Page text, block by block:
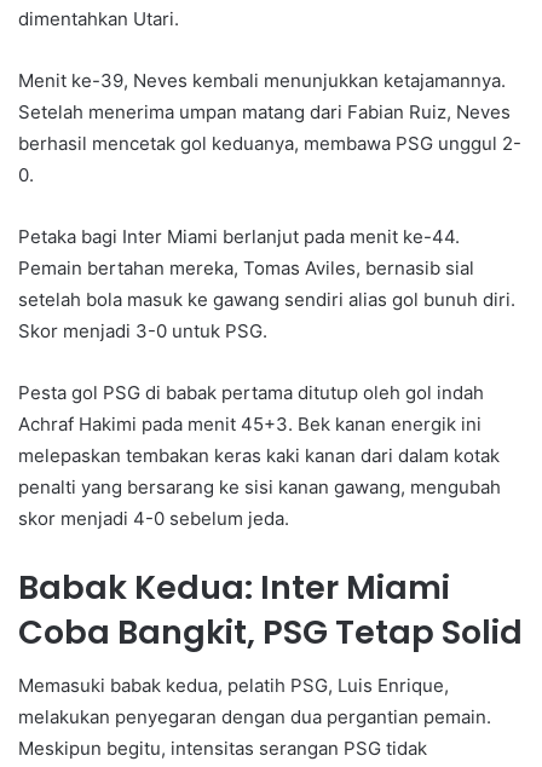
dimentahkan Utari.
Menit ke-39, Neves kembali menunjukkan ketajamannya.
Setelah menerima umpan matang dari Fabian Ruiz, Neves
berhasil mencetak gol keduanya, membawa PSG unggul 2-
0.
Petaka bagi Inter Miami berlanjut pada menit ke-44.
Pemain bertahan mereka, Tomas Aviles, bernasib sial
setelah bola masuk ke gawang sendiri alias gol bunuh diri.
Skor menjadi 3-0 untuk PSG.
Pesta gol PSG di babak pertama ditutup oleh gol indah
Achraf Hakimi pada menit 45+3. Bek kanan energik ini
melepaskan tembakan keras kaki kanan dari dalam kotak
penalti yang bersarang ke sisi kanan gawang, mengubah
skor menjadi 4-0 sebelum jeda.
Babak Kedua: Inter Miami
Coba Bangkit, PSG Tetap Solid
Memasuki babak kedua, pelatih PSG, Luis Enrique,
melakukan penyegaran dengan dua pergantian pemain.
Meskipun begitu, intensitas serangan PSG tidak